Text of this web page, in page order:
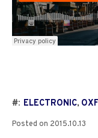
#: ELECTRONIC,
Posted on 2015.10.13